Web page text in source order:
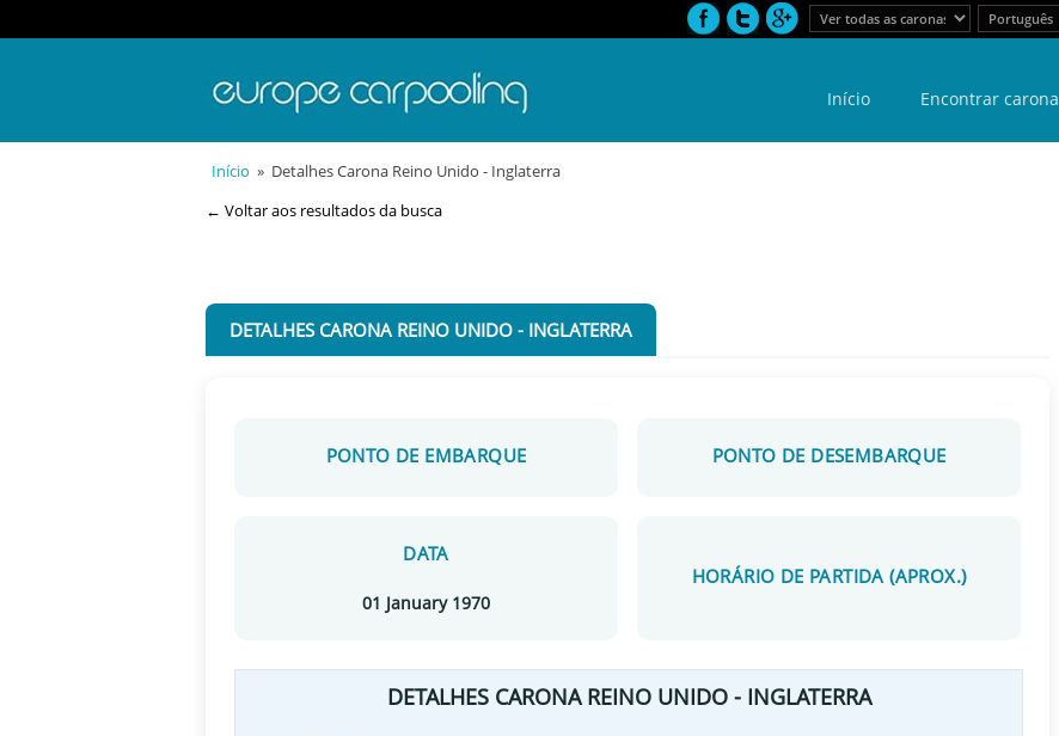
Início Encontrar carona
Início » Detalhes Carona Reino Unido - Inglaterra
← Voltar aos resultados da busca
DETALHES CARONA REINO UNIDO - INGLATERRA
PONTO DE EMBARQUE PONTO DE DESEMBARQUE
DATA
01 January 1970
HORÁRIO DE PARTIDA (APROX.)
DETALHES CARONA REINO UNIDO - INGLATERRA